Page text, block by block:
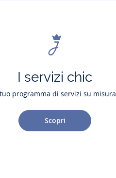
I servizi chic
programma di servizi su misura
Scopri